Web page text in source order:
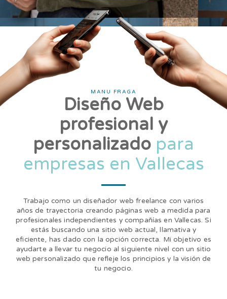
MANU FRAGA
Diseño Web
profesional y
personalizado para
empresas en Vallecas
Trabajo como un diseñador web freelance con varios
años de trayectoria creando páginas web a medida para
profesionales independientes y compañías en Vallecas. Si
estás buscando una sitio web actual, llamativa y
eficiente, has dado con la opción correcta. Mi objetivo es
ayudarte a llevar tu negocio al siguiente nivel con un sitio
web personalizado que refleje los principios y la visión de
tu negocio.